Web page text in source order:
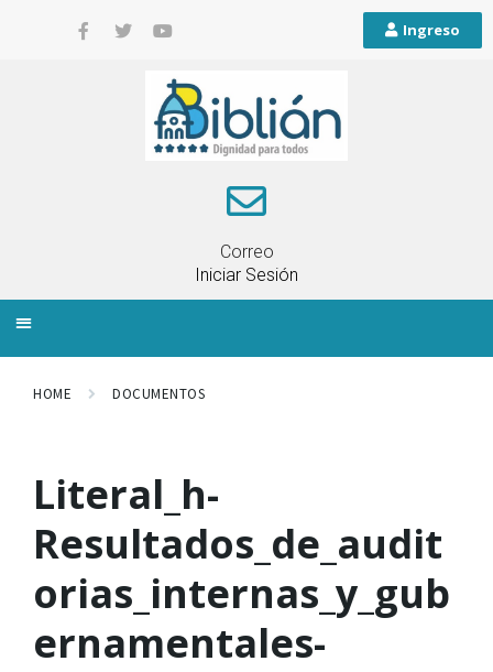
Ingreso
Correo
Iniciar Sesión
HOME DOCUMENTOS
Literal_h-
Resultados_de_audit
orias_internas_y_gub
ernamentales-